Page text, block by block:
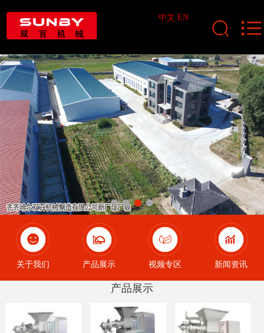
中文 EN
关于我们 产品展示 视频专区 新闻资讯
产品展示